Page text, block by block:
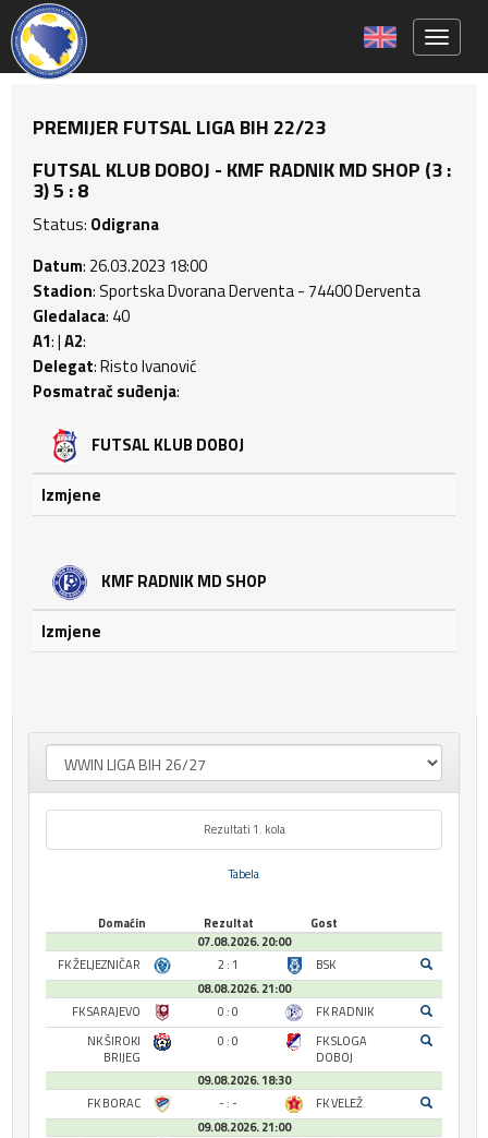
PREMIJER FUTSAL LIGA BIH 22/23
FUTSAL KLUB DOBOJ - KMF RADNIK MD SHOP (3 :
3) 5 : 8
Status: Odigrana
Datum: 26.03.2023 18:00
Stadion: Sportska Dvorana Derventa - 74400 Derventa
Gledalaca: 40
A1: |A2:
Delegat: Risto Ivanović
Posmatrač suđenja:
FUTSAL KLUB DOBOJ
Izmjene
KMF RADNIK MD SHOP
Izmjene
Rezultati 1. kola
Tabela
Domaćin Rezultat
Gost
07.08.2026. 20:00
FK ŽELJEZNIČAR
2 : 1
BSK
08.08.2026. 21:00
FK SARAJEVO
0 : 0
FK RADNIK
NK ŠIROKI
BRIJEG
0 : 0
FK SLOGA
DOBOJ
09.08.2026. 18:30
FK BORAC
- : -
FK VELEŽ
09.08.2026. 21:00